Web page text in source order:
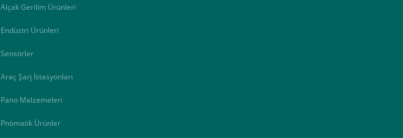
Alçak Gerilim Ürünleri
Endüstri Ürünleri
Sensörler
Araç Şarj İstasyonları
Pano Malzemeleri
Pnömatik Ürünler